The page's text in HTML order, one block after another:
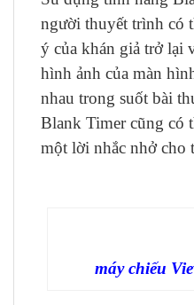
người thuyết trình có
ý của khán giả trở lại
hình ảnh của màn
nhau trong suốt bài
Blank Timer cũng có
một lời nhắc nhở cho
máy chiếu